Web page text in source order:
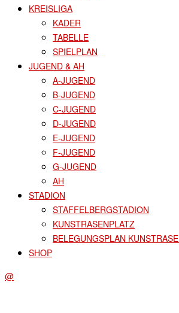
KREISLIGA
KADER
TABELLE
SPIELPLAN
JUGEND & AH
A-JUGEND
B-JUGEND
C-JUGEND
D-JUGEND
E-JUGEND
F-JUGEND
G-JUGEND
AH
STADION
STAFFELBERGSTADION
KUNSTRASENPLATZ
BELEGUNGSPLAN
SHOP
@